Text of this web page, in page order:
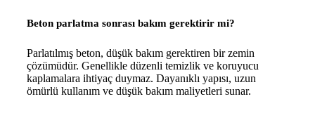
Beton parlatma sonrası bakım gerektirir mi?
Parlatılmış beton, düşük bakım gerektiren bir zemin
çözümüdür. Genellikle düzenli temizlik ve koruyucu
kaplamalara ihtiyaç duymaz. Dayanıklı yapısı, uzun
ömürlü kullanım ve düşük bakım maliyetleri sunar.